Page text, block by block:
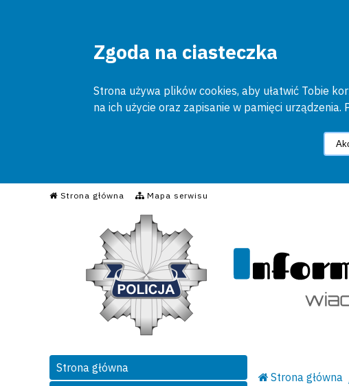
Zgoda na ciasteczka
Strona używa plików cookies, aby ułatwić Tobie
na ich użycie oraz zapisanie w pamięci
Strona główna Mapa serwisu
Informacyjny Serwis
Strona główna
Strona główna